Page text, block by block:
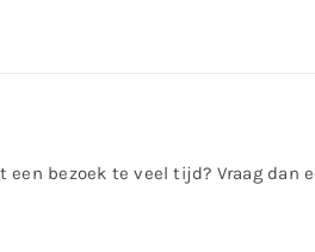
bezoek te veel tijd? Vraag dan